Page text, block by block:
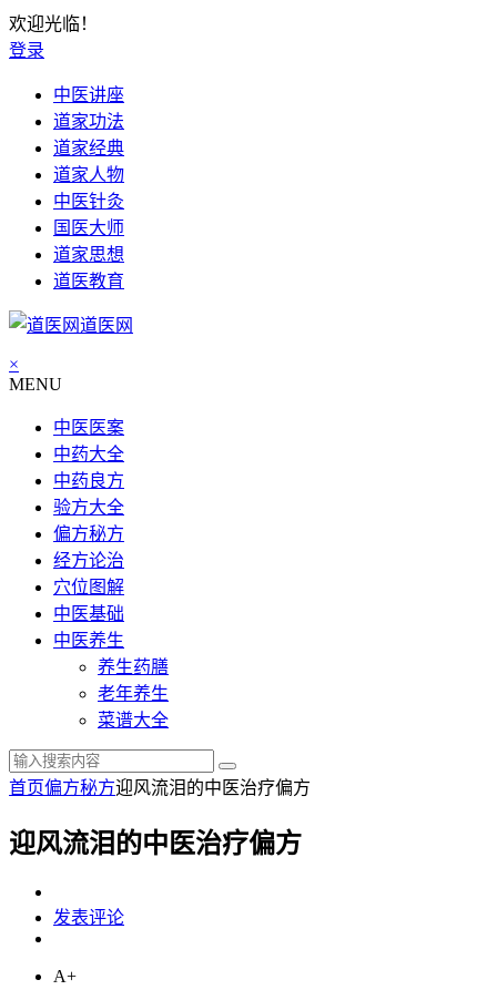
欢迎光临！
登录
中医讲座
道家功法
道家经典
道家人物
中医针灸
国医大师
道家思想
道医教育
道医网
×
MENU
中医医案
中药大全
中药良方
验方大全
偏方秘方
经方论治
穴位图解
中医基础
中医养生
养生药膳
老年养生
菜谱大全
首页偏方秘方迎风流泪的中医治疗偏方
迎风流泪的中医治疗偏方
发表评论
A+